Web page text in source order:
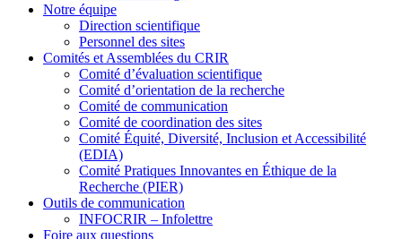
Notre équipe
Direction scientifique
Personnel des sites
Comités et Assemblées du CRIR
Comité d’évaluation scientifique
Comité d’orientation de la recherche
Comité de communication
Comité de coordination des sites
Comité Équité, Diversité, Inclusion et Accessibilité
(EDIA)
Comité Pratiques Innovantes en Éthique de la
Recherche (PIER)
Outils de communication
INFOCRIR – Infolettre
Foire aux questions